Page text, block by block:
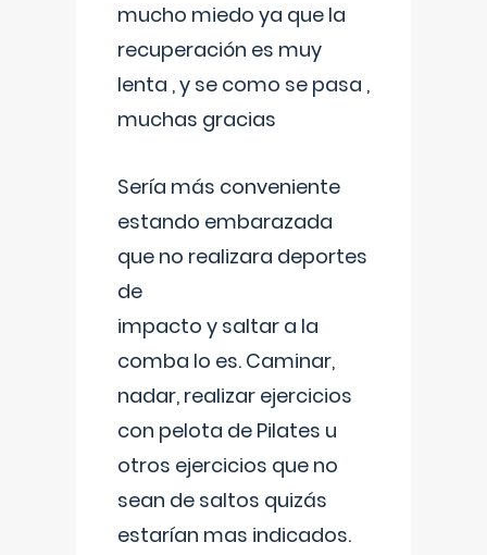
mucho miedo ya que la
recuperación es muy
lenta , y se como se pasa ,
muchas gracias
Sería más conveniente
estando embarazada
que no realizara deportes
de
impacto y saltar a la
comba lo es. Caminar,
nadar, realizar ejercicios
con pelota de Pilates u
otros ejercicios que no
sean de saltos quizás
estarían mas indicados.